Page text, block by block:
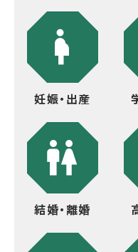
妊娠・出産
結婚・離婚